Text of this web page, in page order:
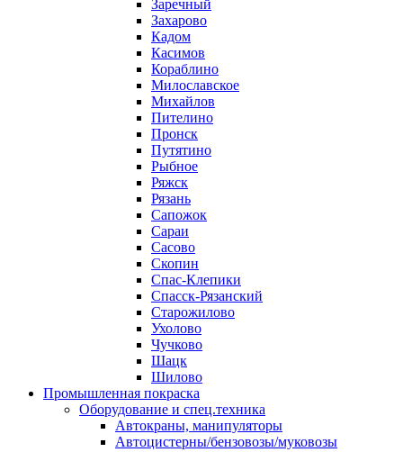
Заречный
Захарово
Кадом
Касимов
Кораблино
Милославское
Михайлов
Пителино
Пронск
Путятино
Рыбное
Ряжск
Рязань
Сапожок
Сараи
Сасово
Скопин
Спас-Клепики
Спасск-Рязанский
Старожилово
Ухолово
Чучково
Шацк
Шилово
Промышленная покраска
Оборудование и спец.техника
Автокраны, манипуляторы
Автоцистерны/бензовозы/муковозы